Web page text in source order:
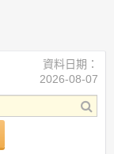
資料日期：
2026-08-07